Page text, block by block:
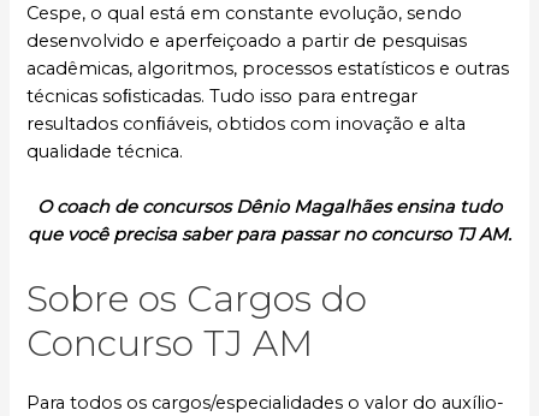
Cespe, o qual está em constante evolução, sendo
desenvolvido e aperfeiçoado a partir de pesquisas
acadêmicas, algoritmos, processos estatísticos e outras
técnicas soﬁsticadas. Tudo isso para entregar
resultados conﬁáveis, obtidos com inovação e alta
qualidade técnica.
O coach de concursos Dênio Magalhães ensina tudo
que você precisa saber para passar no concurso TJ AM.
Sobre os Cargos do
Concurso TJ AM
Para todos os cargos/especialidades o valor do auxílio-